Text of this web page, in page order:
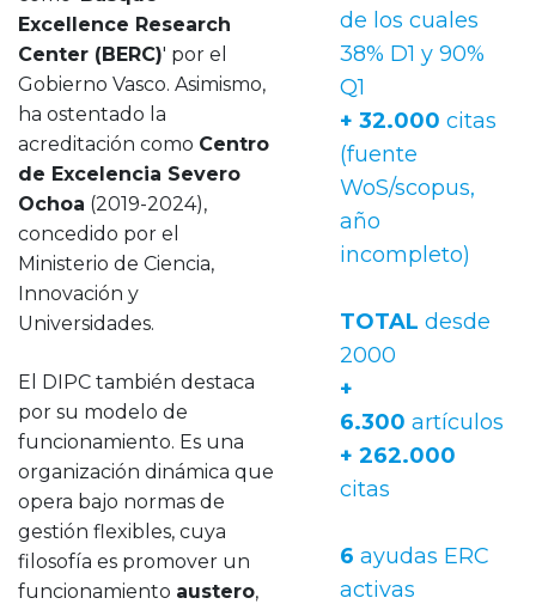
de los cuales
38% D1 y 90%
Q1
+ 32.000 citas
(fuente
WoS/scopus,
año
incompleto)
TOTAL desde
2000
+
6.300 artículos
+ 262.000
citas
6 ayudas ERC
activas
Excellence Research
Center (BERC)' por el
Gobierno Vasco. Asimismo,
ha ostentado la
acreditación como Centro
de Excelencia Severo
Ochoa (2019-2024),
concedido por el
Ministerio de Ciencia,
Innovación y
Universidades.
El DIPC también destaca
por su modelo de
funcionamiento. Es una
organización dinámica que
opera bajo normas de
gestión flexibles, cuya
filosofía es promover un
funcionamiento austero,